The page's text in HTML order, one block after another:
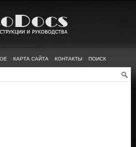
КАРТА САЙТА КОНТАКТЫ ПОИСК